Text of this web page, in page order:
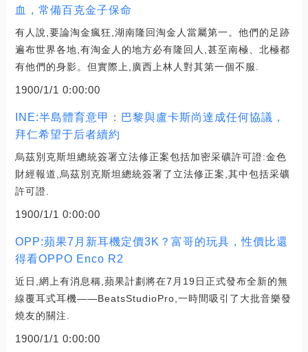
血，常備百克金子保命
有人說,要論淘金瘋狂,湖南隆回淘金人當屬第一。他們的足跡
遍布世界各地,有淘金人的地方必有隆回人,甚至南極、北極都
有他們的身影。但實際上,廣西上林人對其第一個不服.
1900/1/1 0:00:00
INE:半島體育意甲：巴黎與盧卡斯尚達成任何協議，
拜仁希望于后者續約
烏茲別克斯坦總統簽署立法修正案包括加密采礦許可證:金色
財經報道,烏茲別克斯坦總統簽署了立法修正案,其中包括采礦
許可證.
1900/1/1 0:00:00
OPP:蘋果7月新耳機定價3K？富哥的玩具，性價比還
得看OPPO Enco R2
近日,網上有消息稱,蘋果計劃將在7月19日正式發布全新的無
線覆耳式耳機——BeatsStudioPro,一時間吸引了大批音樂發
燒友的關注.
1900/1/1 0:00:00